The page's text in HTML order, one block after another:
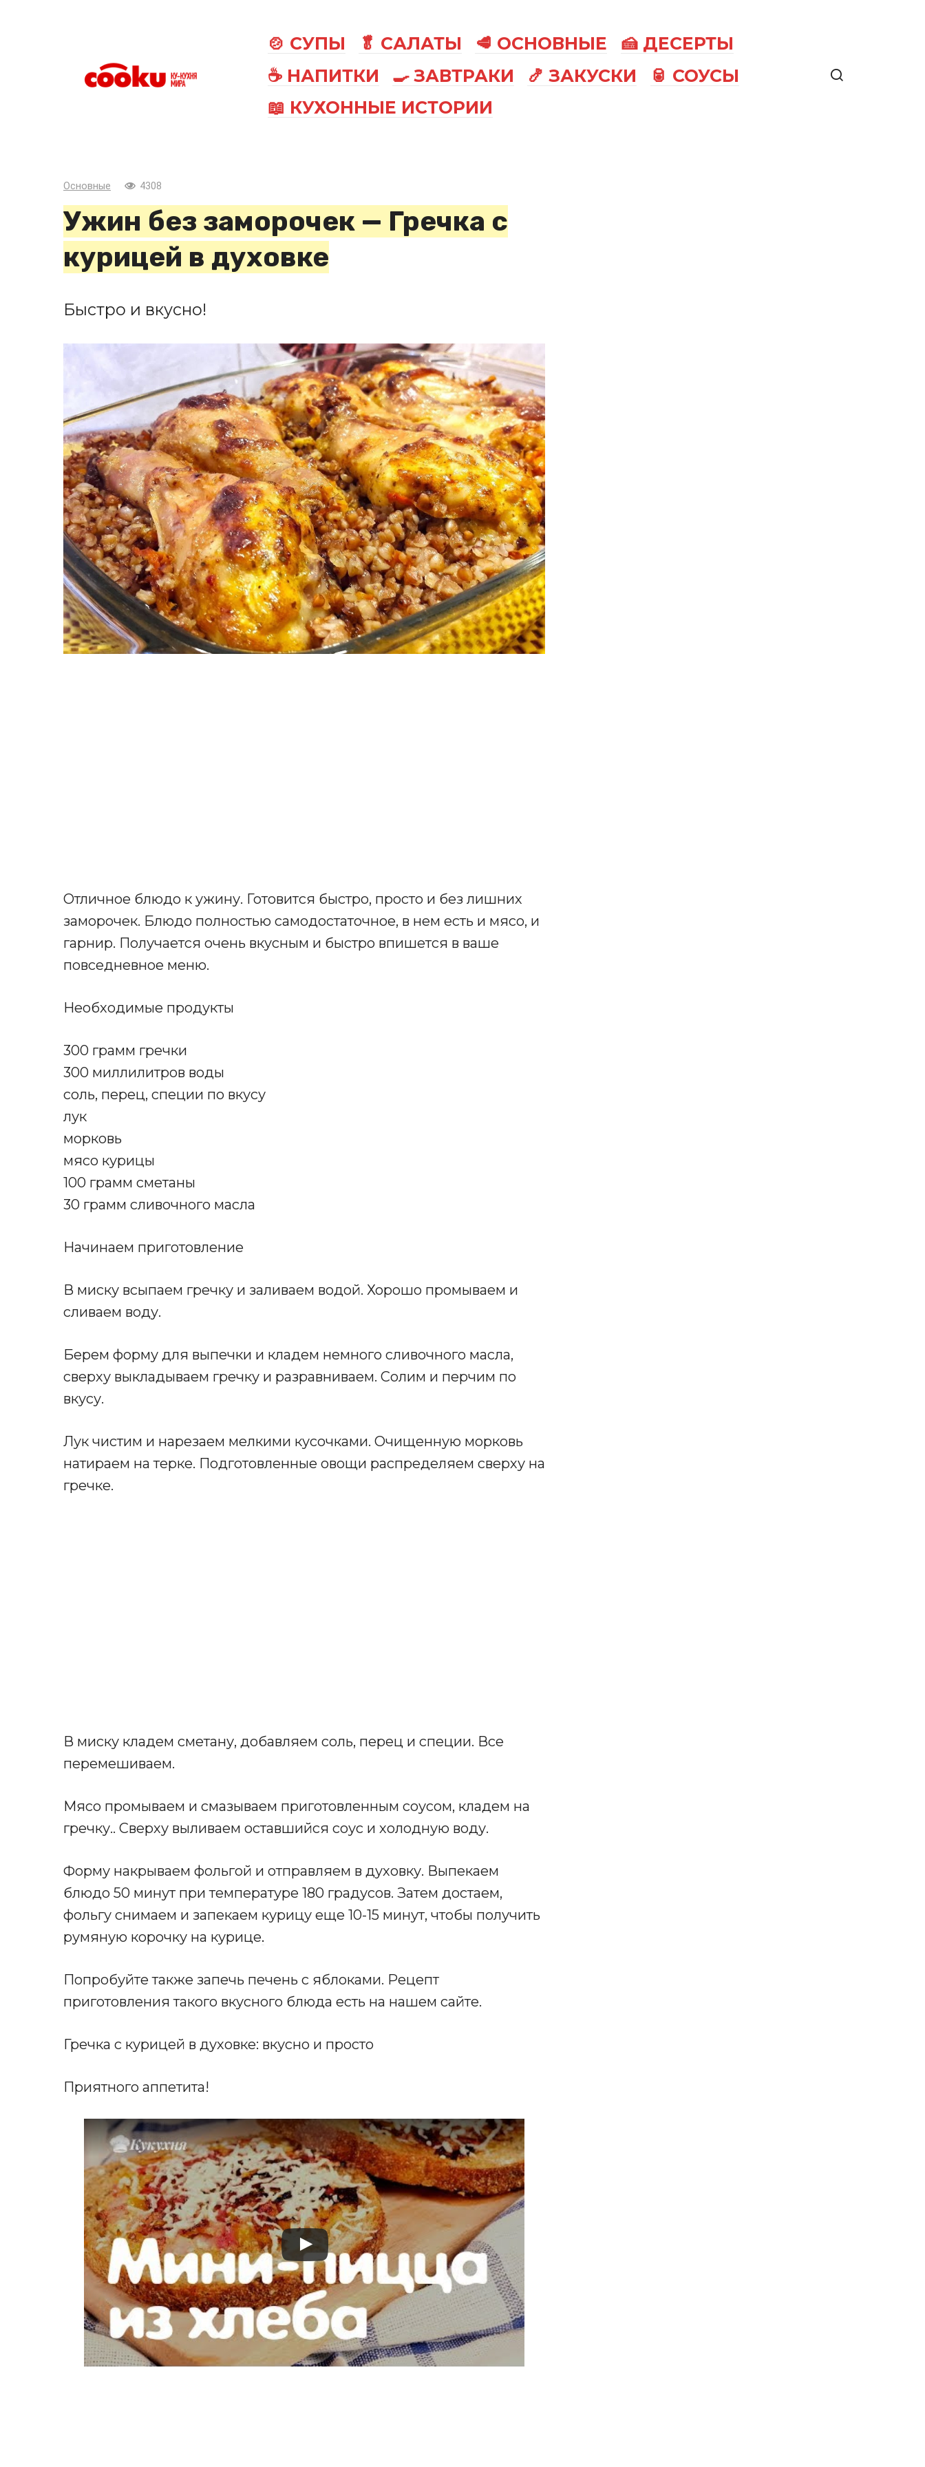
🍲 СУПЫ 🥬 САЛАТЫ 🥩 ОСНОВНЫЕ
🍰 ДЕСЕРТЫ
☕ НАПИТКИ
🍳 ЗАВТРАКИ 🍤 ЗАКУСКИ
🥫 СОУСЫ
📖 КУХОННЫЕ ИСТОРИИ
Основные 4308
Ужин без заморочек — Гречка с
курицей в духовке
Быстро и вкусно!
Отличное блюдо к ужину. Готовится быстро, просто и без лишних
заморочек. Блюдо полностью самодостаточное, в нем есть и мясо, и
гарнир. Получается очень вкусным и быстро впишется в ваше
повседневное меню.
Необходимые продукты
300 грамм гречки
300 миллилитров воды
соль, перец, специи по вкусу
лук
морковь
мясо курицы
100 грамм сметаны
30 грамм сливочного масла
Начинаем приготовление
В миску всыпаем гречку и заливаем водой. Хорошо промываем и
сливаем воду.
Берем форму для выпечки и кладем немного сливочного масла,
сверху выкладываем гречку и разравниваем. Солим и перчим по
вкусу.
Лук чистим и нарезаем мелкими кусочками. Очищенную морковь
натираем на терке. Подготовленные овощи распределяем сверху на
гречке.
В миску кладем сметану, добавляем соль, перец и специи. Все
перемешиваем.
Мясо промываем и смазываем приготовленным соусом, кладем на
гречку.. Сверху выливаем оставшийся соус и холодную воду.
Форму накрываем фольгой и отправляем в духовку. Выпекаем
блюдо 50 минут при температуре 180 градусов. Затем достаем,
фольгу снимаем и запекаем курицу еще 10-15 минут, чтобы получить
румяную корочку на курице.
Попробуйте также запечь печень с яблоками. Рецепт
приготовления такого вкусного блюда есть на нашем сайте.
Гречка с курицей в духовке: вкусно и просто
Приятного аппетита!